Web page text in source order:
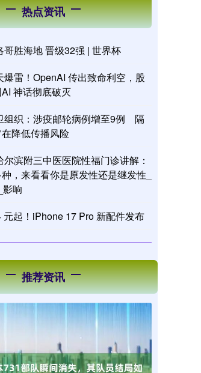
热点资讯
哥胜海地 晋级32强 | 世界杯
爆雷！OpenAI 传出致命利空，股
神话彻底破灭
组织：涉疫邮轮病例增至9例 隔
降低传播风险
滨附三中医医院性福门诊讲解：
，来看看你是原发性还是继发性_
响
元起！iPhone 17 Pro 新配件发布
推荐资讯